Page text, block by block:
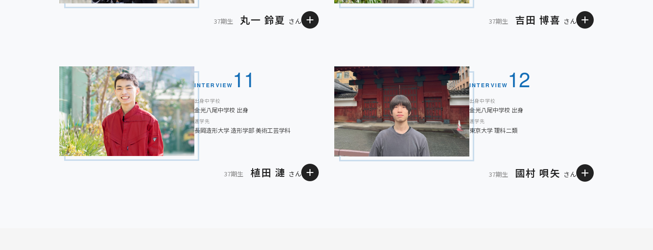
高校野球では甲子園のかなり手前で終わってしまったので、大学でもう一度本気で野
37期生 丸一 鈴夏 さん
得意でしたが、勉強に本腰を入れてしばらくはなかなか成績が伸びず。熱心な先生の
存在、家族の応援を発奮材料に少しずつ実力を高め、希望の進路をかなえることがで
きました。幼少期から小学校教諭をめざしていた私にとっては、最良の進学先を見つ
けられたと思います。高校生活3年間では剣道部に所属。文武両道を貫けたことも、
いまでは自信になっています。
37期生 吉田 博喜 さん
るチームスポーツの魅力を感じていた私にとって、金光八尾は最良の学びの場でし
た。7限後の自習は決して孤独ではなく、クラブの仲間やクラスメイトと励まし合え
る時間に。大学では化学を専攻していますが、身の周りのものが原子でできており、
世の中のすべてが原子で解き明かせると知れたのも高校での学びがあってこそです。
感謝の心を忘れず、さらに前へと進みます。
INTERVIEW 11
出身中学校
金光八尾中学校 出身
進学先
長岡造形大学 造形学部 美術工芸学科
37期生 植田 漣 さん
INTERVIEW 12
出身中学校
金光八尾中学校 出身
進学先
東京大学 理科二類
37期生 國村 唄矢 さん